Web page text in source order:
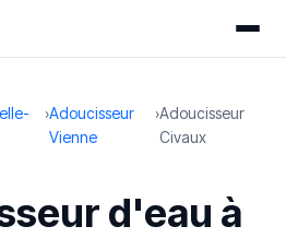
›Adoucisseur
Vienne
›Adoucisseur
Civaux
d'eau à